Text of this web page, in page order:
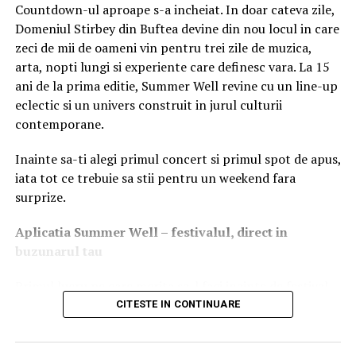
URMATORUL
Afla de ce ar trebui sa cumperi drojdie uscata doar in
ambalaj vidat!
NU RATATI
Aparate de remodelare corporala profesionale: cum le
alegi pe cele potrivite
2. Competențele digitale: De la
utilizare de bază la instrumente
profesionale
Într-o lume interconectată, alfabetizarea digitală a
devenit la fel de importantă ca scrisul sau cititul.
navigheze pe internet, ci tineri capabili să utilizeze
instrumente digitale specifice meseriei lor:
Instrumente digitale esențiale la
locul de muncă
Sisteme de gestionare și scanare:Utilizarea
terminalelor mobile și a scannerelor de coduri de
Countdown-ul aproape s-a incheiat. In doar cateva zile,
Domeniul Stirbey din Buftea devine din nou locul in care
zeci de mii de oameni vin pentru trei zile de muzica,
arta, nopti lungi si experiente care definesc vara. La 15
ani de la prima editie, Summer Well revine cu un line-up
eclectic si un univers construit in jurul culturii
contemporane.
Inainte sa-ti alegi primul concert si primul spot de apus,
iata tot ce trebuie sa stii pentru un weekend fara
surprize.
Aplicatia Summer Well– festivalul, direct in
buzunarul tau
Primul lucru pe care merita sa-l faci inainte de festival
este sa descarci aplicatia Summer Well, disponibila in
CITESTE IN CONTINUARE